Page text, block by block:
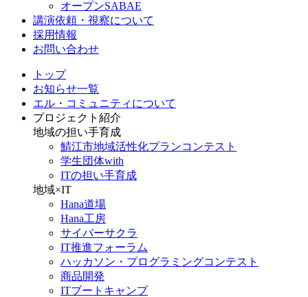
オープンSABAE
講演依頼・視察について
採用情報
お問い合わせ
トップ
お知らせ一覧
エル・コミュニティについて
プロジェクト紹介
地域の担い手育成
鯖江市地域活性化プランコンテスト
学生団体with
ITの担い手育成
地域×IT
Hana道場
Hana工房
サイバーサクラ
IT推進フォーラム
ハッカソン・プログラミングコンテスト
商品開発
ITブートキャンプ